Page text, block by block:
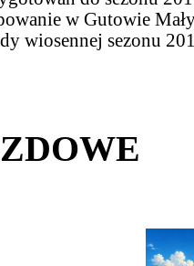
w Gutowie
wiosennej sezonu